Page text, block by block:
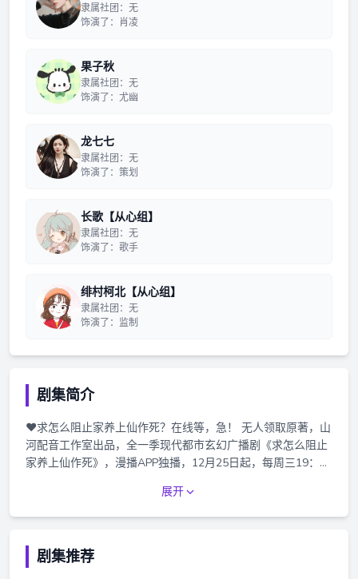
隶属社团：无
饰演了：肖凌
果子秋
隶属社团：无
饰演了：尤幽
龙七七
隶属社团：无
饰演了：策划
长歌【从心组】
隶属社团：无
饰演了：歌手
绯村柯北【从心组】
隶属社团：无
饰演了：监制
剧集简介
❤求怎么阻止家养上仙作死？在线等，急！ 无人领取原著，山
河配音工作室出品，全一季现代都市玄幻广播剧《求怎么阻止
家养上仙作死》，漫播APP独播，12月25日起，每周三19：00
钟，含2个小剧场，1首主题曲。价格为2290红豆。 【剧集介
绍】 青玄：郭晓晓，奇经八脉皆为污秽，便是予以兽妖，也不
郭晓晓：是，我有罪。 青玄：汝庸碌无为，整日同蛇虫鼠蚁为
伍，卑贱底下，内心污秽！ 郭晓晓：对，我的错。 青玄：饭
展开
剧集推荐